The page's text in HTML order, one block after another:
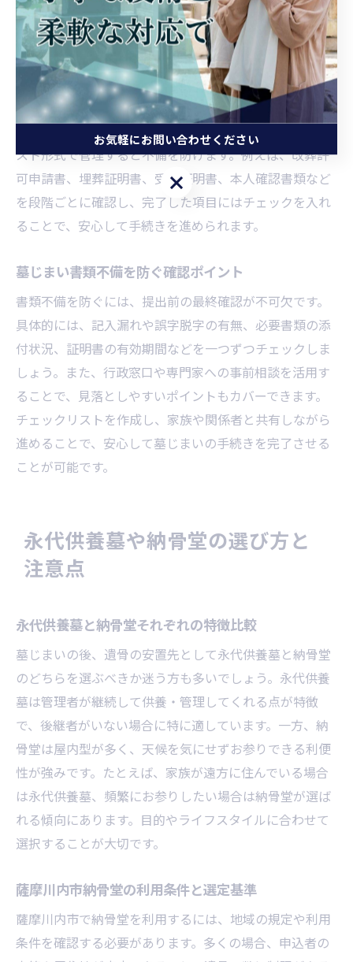
手続きの流れと必要書類のチェック方法
手続きの基本的な流れは、①親族間の合意、②墓地管理
者への相談、③必要書類の準備、④改葬許可申請、⑤許
可証の取得、⑥墓石撤去・改葬先への納骨となります。
各段階で求められる書類をリストアップし、チェックリ
スト形式で管理すると不備を防げます。例えば、改葬許
可申請書、埋葬証明書、受入証明書、本人確認書類など
を段階ごとに確認し、完了した項目にはチェックを入れ
ることで、安心して手続きを進められます。
墓じまい書類不備を防ぐ確認ポイント
書類不備を防ぐには、提出前の最終確認が不可欠です。
具体的には、記入漏れや誤字脱字の有無、必要書類の添
付状況、証明書の有効期間などを一つずつチェックしま
しょう。また、行政窓口や専門家への事前相談を活用す
ることで、見落としやすいポイントもカバーできます。
チェックリストを作成し、家族や関係者と共有しながら
進めることで、安心して墓じまいの手続きを完了させる
ことが可能です。
永代供養墓や納骨堂の選び方と
注意点
永代供養墓と納骨堂それぞれの特徴比較
墓じまいの後、遺骨の安置先として永代供養墓と納骨堂
のどちらを選ぶべきか迷う方も多いでしょう。永代供養
墓は管理者が継続して供養・管理してくれる点が特徴
で、後継者がいない場合に特に適しています。一方、納
骨堂は屋内型が多く、天候を気にせずお参りできる利便
性が強みです。たとえば、家族が遠方に住んでいる場合
は永代供養墓、頻繁にお参りしたい場合は納骨堂が選ば
れる傾向にあります。目的やライフスタイルに合わせて
選択することが大切です。
薩摩川内市納骨堂の利用条件と選定基準
薩摩川内市で納骨堂を利用するには、地域の規定や利用
条件を確認する必要があります。多くの場合、申込者の
お気軽にお問い合わせください
お気軽にお問い合わせください